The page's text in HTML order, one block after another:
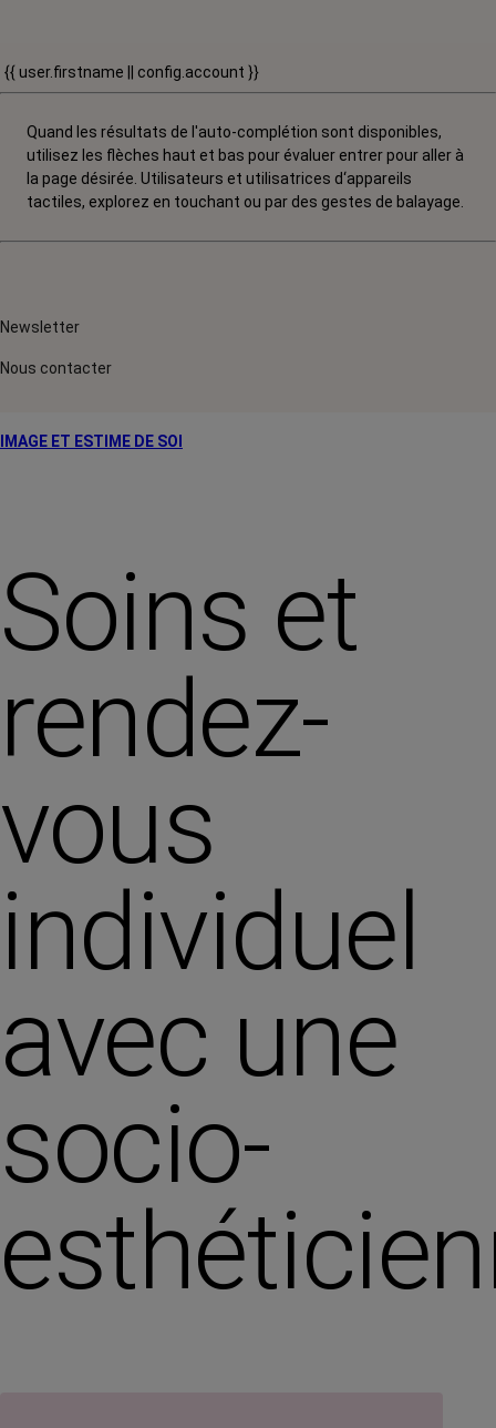
{{ user.firstname || config.account }}
Quand les résultats de l'auto-complétion sont disponibles,
utilisez les flèches haut et bas pour évaluer entrer pour aller à
la page désirée. Utilisateurs et utilisatrices d‘appareils
tactiles, explorez en touchant ou par des gestes de balayage.
Newsletter
Nous contacter
IMAGE ET ESTIME DE SOI
Soins et
rendez-
vous
individuel
avec une
socio-